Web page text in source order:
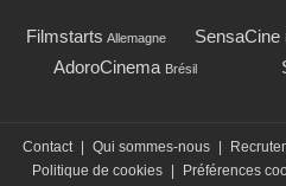
Filmstarts Allemagne SensaCine
AdoroCinema Brésil
Contact Qui sommes-nous
Politique de cookies
Préférences